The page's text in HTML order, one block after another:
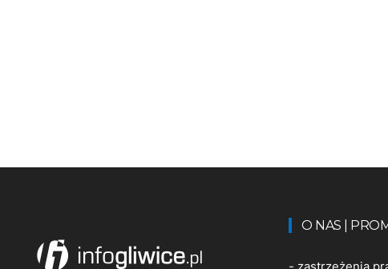
O NAS |
- zastrzeżenia